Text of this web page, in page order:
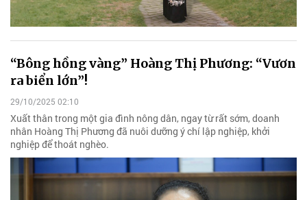
“Bông hồng vàng” Hoàng Thị Phương: “Vươn
ra biển lớn”!
29/10/2025 02:10
Xuất thân trong một gia đình nông dân, ngay từ rất sớm, doanh
nhân Hoàng Thị Phương đã nuôi dưỡng ý chí lập nghiệp, khởi
nghiệp để thoát nghèo.